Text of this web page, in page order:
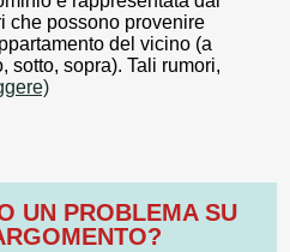
che possono provenire
del vicino (a
sotto, sopra). Tali rumori,
UN PROBLEMA SU